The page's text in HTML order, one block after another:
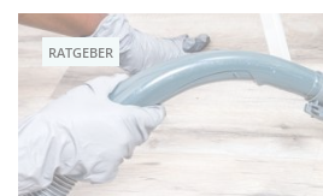
RATGEBER